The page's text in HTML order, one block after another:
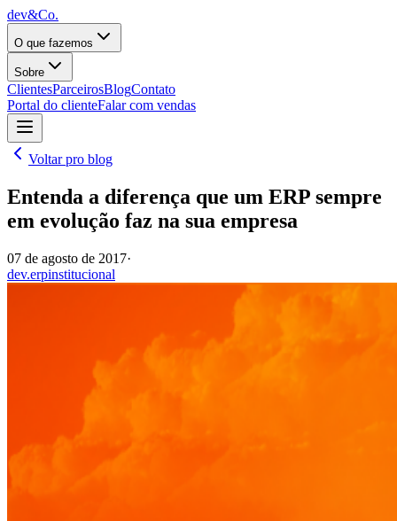
dev&Co.
O que fazemos
Sobre
ClientesParceirosBlogContato
Portal do clienteFalar com vendas
Voltar pro blog
Entenda a diferença que um ERP sempre
em evolução faz na sua empresa
07 de agosto de 2017·
dev.erpinstitucional